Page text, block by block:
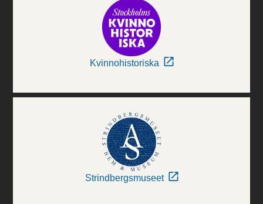
Kvinnohistoriska
Strindbergsmuseet